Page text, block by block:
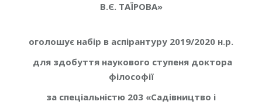
В.Є. ТАЇРОВА»
оголошує набір в аспірантуру 2019/2020 н.р.
для здобуття наукового ступеня доктора
філософії
за спеціальністю 203 «Садівництво і